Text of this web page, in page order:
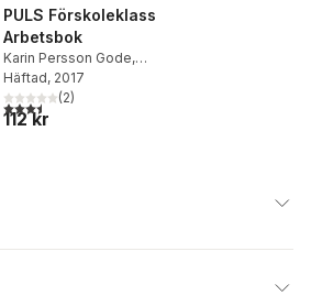
PULS Förskoleklass
Arbetsbok
Karin Persson Gode,
Hilkka Mikkonen
Häftad, 2017
3,5utav 5 stjärnor. Totalt antal röster:
(2)
112 kr